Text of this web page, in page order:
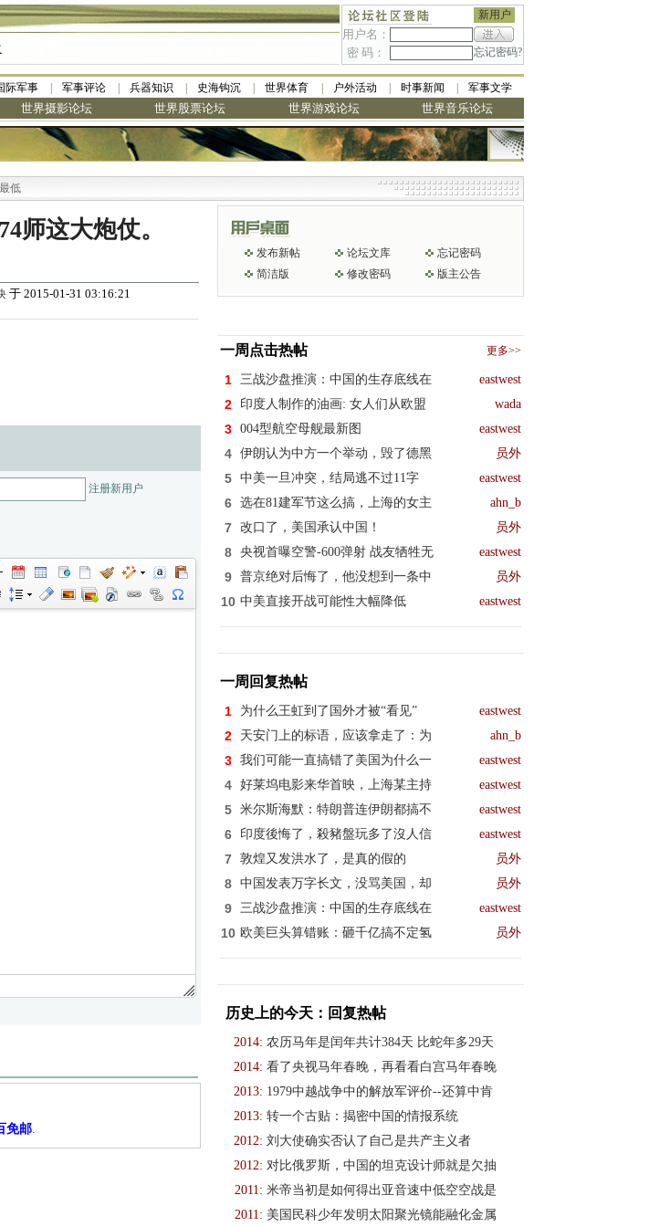
新用户
用户名：
密 码：
忘记密码?
际军事 军事评论 兵器知识 史海钩沉 世界体育 户外活动 时事新闻 军事文学
世界摄影论坛 世界股票论坛 世界游戏论坛 世界音乐论坛
师这大炮仗。
于 2015-01-31 03:16:21
注册新用户
免邮.
发布新帖 论坛文库
忘记密码
简洁版
修改密码 版主公告
一周点击热帖 更多>>
1 三战沙盘推演：中国的生存底线在 eastwest
2 印度人制作的油画: 女人们从欧盟 wada
3 004型航空母舰最新图 eastwest
4 伊朗认为中方一个举动，毁了德黑 员外
5 中美一旦冲突，结局逃不过11字 eastwest
6 选在81建军节这么搞，上海的女主 ahn_b
7 改口了，美国承认中国！ 员外
8 央视首曝空警-600弹射 战友牺牲无 eastwest
9 普京绝对后悔了，他没想到一条中 员外
10 中美直接开战可能性大幅降低 eastwest
一周回复热帖
1 为什么王虹到了国外才被“看见” eastwest
2 天安门上的标语，应该拿走了：为 ahn_b
3 我们可能一直搞错了美国为什么一 eastwest
4 好莱坞电影来华首映，上海某主持 eastwest
5 米尔斯海默：特朗普连伊朗都搞不 eastwest
6 印度後悔了，殺豬盤玩多了沒人信 eastwest
7 敦煌又发洪水了，是真的假的 员外
8 中国发表万字长文，没骂美国，却 员外
9 三战沙盘推演：中国的生存底线在 eastwest
10 欧美巨头算错账：砸千亿搞不定氢 员外
历史上的今天：回复热帖
2014: 农历马年是闰年共计384天 比蛇年多29天
2014: 看了央视马年春晚，再看看白宫马年春晚
2013: 1979中越战争中的解放军评价--还算中肯
2013: 转一个古贴：揭密中国的情报系统
2012: 刘大使确实否认了自己是共产主义者
2012: 对比俄罗斯，中国的坦克设计师就是欠抽
2011: 米帝当初是如何得出亚音速中低空空战是
2011: 美国民科少年发明太阳聚光镜能融化金属